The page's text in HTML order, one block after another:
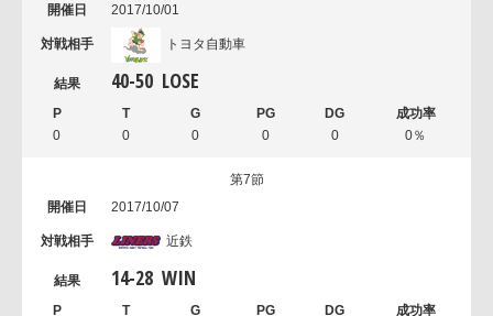
2017/10/01
トヨタ自動車
40-50 LOSE
0 0 0 0 0 0％
第7節
2017/10/07
近鉄
14-28 WIN